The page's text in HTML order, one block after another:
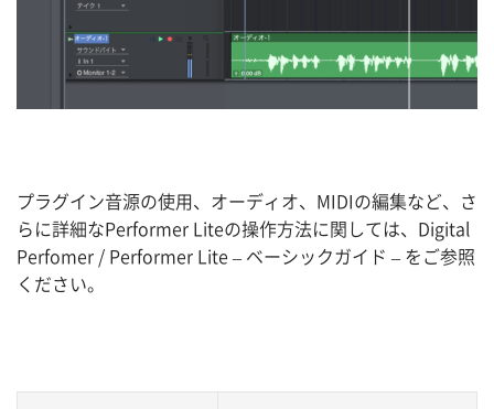
プラグイン音源の使用、オーディオ、MIDIの編集など、さ
らに詳細なPerformer Liteの操作方法に関しては、Digital
Perfomer / Performer Lite – ベーシックガイド – をご参照
ください。